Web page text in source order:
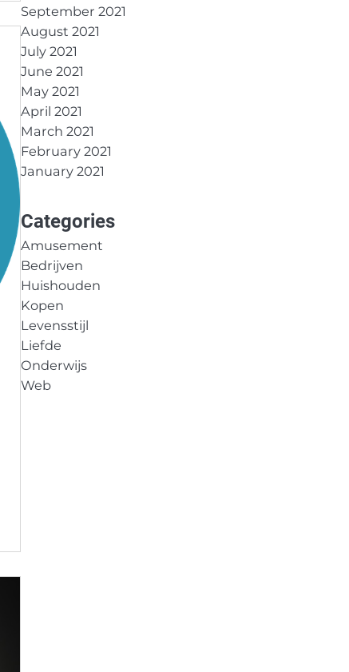
September 2021
August 2021
July 2021
June 2021
May 2021
April 2021
March 2021
February 2021
January 2021
Categories
Amusement
Bedrijven
Huishouden
Kopen
Levensstijl
Liefde
Onderwijs
Web